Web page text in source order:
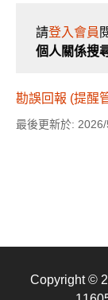
請登入會員
個人關係搜
勘誤回報 (提醒
最後更新於:
Copyright ©